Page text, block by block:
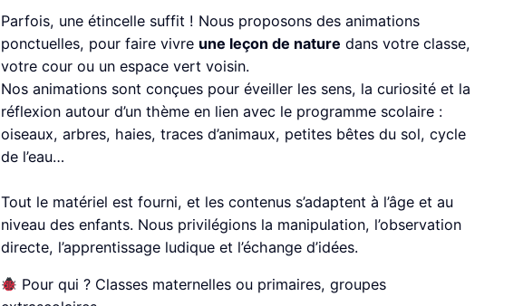
Parfois, une étincelle suffit ! Nous proposons des animations
ponctuelles, pour faire vivre une leçon de nature dans votre classe,
votre cour ou un espace vert voisin.
Nos animations sont conçues pour éveiller les sens, la curiosité et la
réflexion autour d’un thème en lien avec le programme scolaire :
oiseaux, arbres, haies, traces d’animaux, petites bêtes du sol, cycle
de l’eau…
Tout le matériel est fourni, et les contenus s’adaptent à l’âge et au
niveau des enfants. Nous privilégions la manipulation, l’observation
directe, l’apprentissage ludique et l’échange d’idées.
Pour qui ? Classes maternelles ou primaires, groupes